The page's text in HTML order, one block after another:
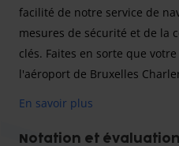
facilité de notre service de
mesures de sécurité et de la
clés. Faites en sorte que
l'aéroport de Bruxelles
En savoir plus
Notation et